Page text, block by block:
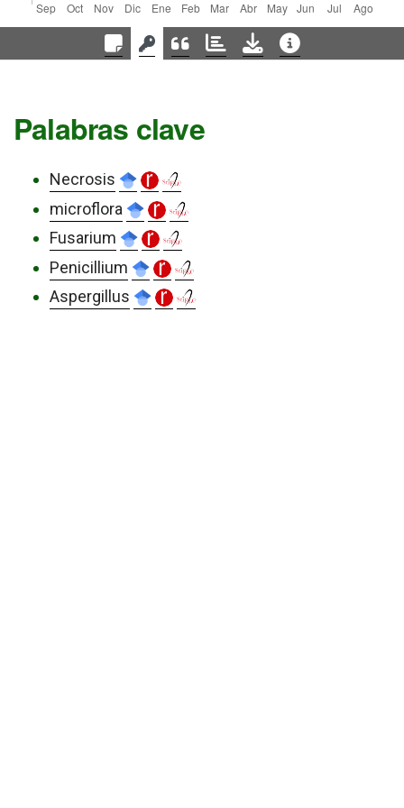
Palabras clave
Necrosis
microflora
Fusarium
Penicillium
Aspergillus